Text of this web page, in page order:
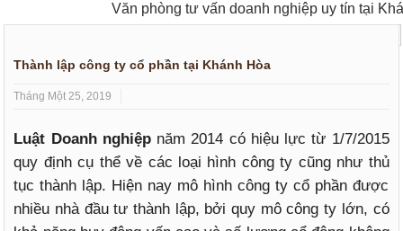
Văn phòng tư vấn doanh nghiệp uy tín tại
Thành lập công ty cổ phần tại Khánh Hòa
Tháng Một 25, 2019
Luật Doanh nghiệpnăm 2014 có hiệu lực từ 1/7/2015
quy định cụ thể về các loại hình công ty cũng như thủ
tục thành lập. Hiện nay mô hình công ty cổ phần được
nhiều nhà đầu tư thành lập, bởi quy mô công ty lớn, có